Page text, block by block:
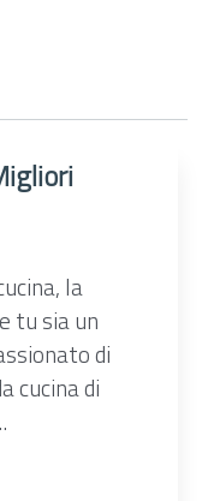
la
tu sia un
di
cucina di